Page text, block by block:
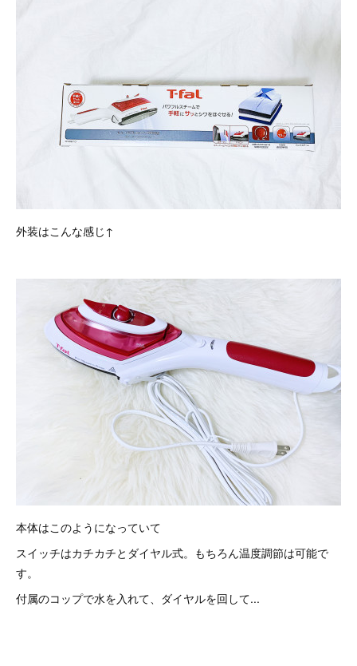
外装はこんな感じ↑
本体はこのようになっていて
スイッチはカチカチとダイヤル式。もちろん温度調節は可能で
す。
付属のコップで水を入れて、ダイヤルを回して...